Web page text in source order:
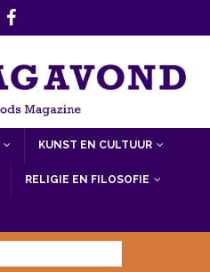
KUNST EN CULTUUR
RELIGIE EN FILOSOFIE